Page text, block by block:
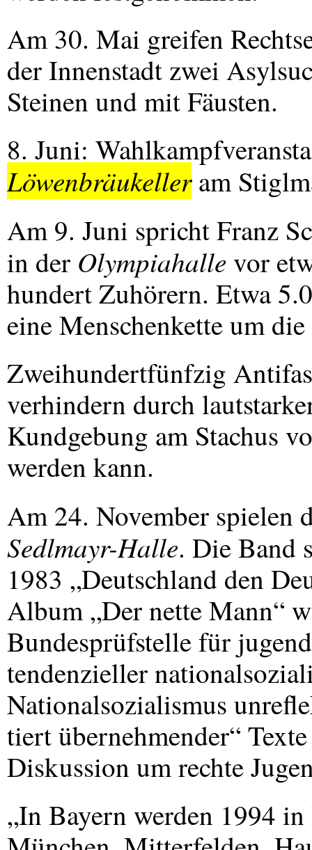
Am 30. Mai greifen
der Innenstadt zwei
Steinen und mit Fäusten.
8. Juni:
Löwenbräukelleram
Am 9. Juni spricht Franz
in der Olympiahalle vor
hundert Zuhörern. Etwa
eine Menschenkette um
Zweihundertfünfzig
verhindern durch
Kundgebung am Stachus
werden kann.
Am 24. November spielen
Sedlmayr-Halle. Die Band
1983 „Deutschland den
Album „Der nette Mann“
Bundesprüfstelle für
tendenzieller
Nationalsozialismus
tiert übernehmender“
Diskussion um rechte
„In Bayern werden 1994